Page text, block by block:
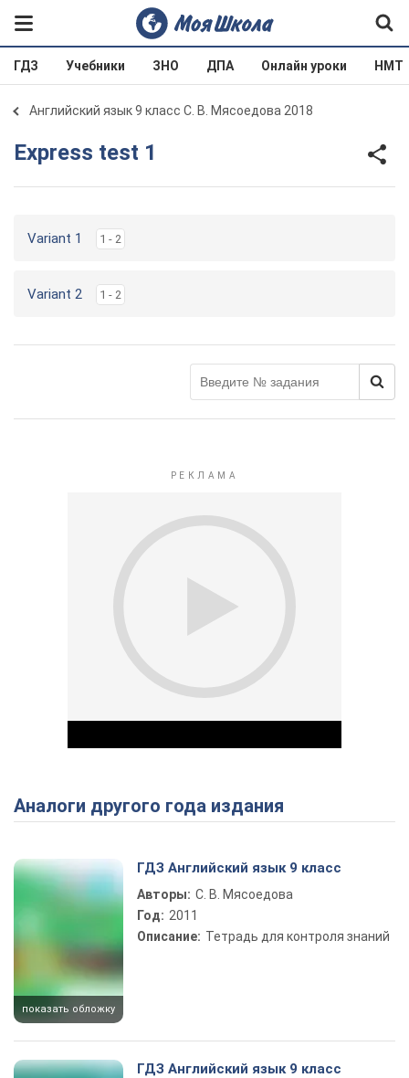
ГДЗ Учебники ЗНО ДПА Онлайн уроки НМТ
Английский язык 9 класс С. В. Мясоедова 2018
Express test 1
Variant 1 1 - 2
Variant 2 1 - 2
Play Video
Аналоги другого года издания
показать обложку
ГДЗ Английский язык 9 класс
Авторы: С. В. Мясоедова
Год: 2011
Описание: Тетрадь для контроля знаний
ГДЗ Английский язык 9 класс